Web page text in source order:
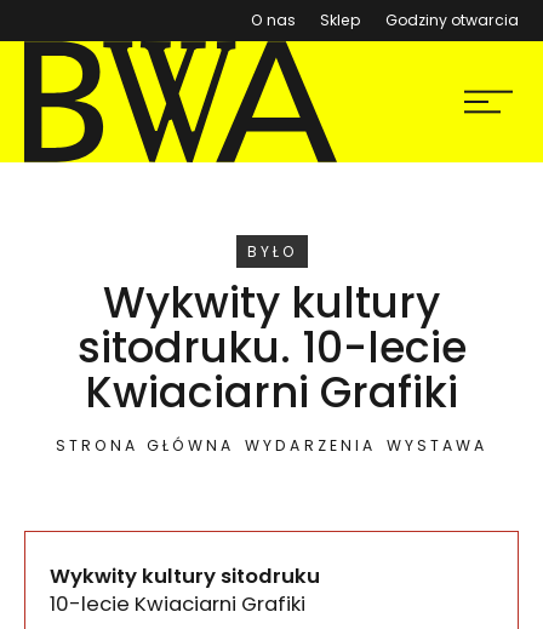
O nas Sklep (otwiera się w nowym
Godziny otwarcia
BWA Wrocław
Galerie Sztuki Współczesnej
Menu
WYDARZENIE
BYŁO
Wykwity kultury
sitodruku. 10-lecie
Kwiaciarni Grafiki
STRONA GŁÓWNA WYDARZENIA WYSTAWA
Wykwity kultury sitodruku
10-lecie Kwiaciarni Grafiki